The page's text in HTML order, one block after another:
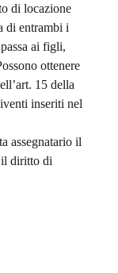
di locazione
di entrambi i
ai figli,
ottenere
15 della
inseriti nel
assegnatario il
diritto di